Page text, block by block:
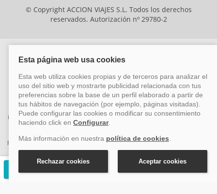
© Copyright ACCION VIAJES S.L. Todos los derechos
reservados. Autorización nº 29780-2
ACCION VIAJES SL ha sido beneficiaria del Fondo Europeo de Desarrollo
Regional (FEDER), cuyo objetivo es mejorar la competitividad de las pymes
mediante el impulso de la innovación, el desarrollo tecnológico, la
investigación de calidad y el uso seguro y fiable del ciberespacio. Gracias a
esta financiación, la empresa ha puesto en marcha un Plan de Acción
promoviendo la innovación y la ciberseguridad. Para ello, ha contado con el
apoyo de los programas Pyme Innova y Pyme Cibersegura de la Cámara
de Comercio de Málaga. #EuropaSeSiente